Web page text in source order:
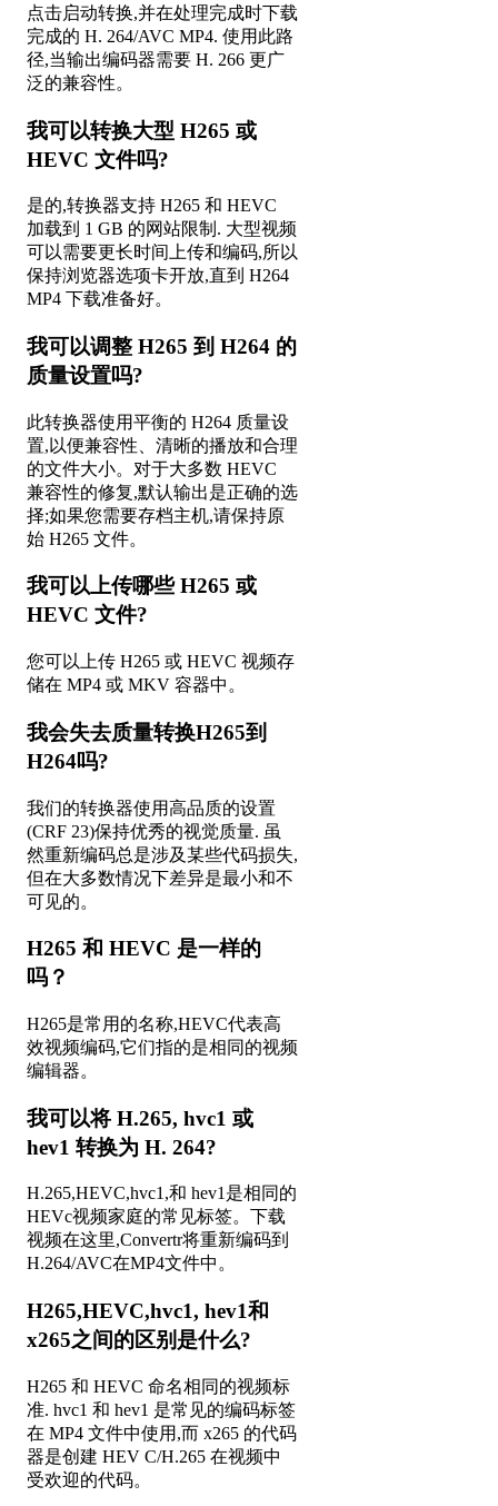
点击启动转换,并在处理完成时下载
完成的 H. 264/AVC MP4. 使用此路
径,当输出编码器需要 H. 266 更广
泛的兼容性。
我可以转换大型 H265 或
HEVC 文件吗?
是的,转换器支持 H265 和 HEVC
加载到 1 GB 的网站限制. 大型视频
可以需要更长时间上传和编码,所以
保持浏览器选项卡开放,直到 H264
MP4 下载准备好。
我可以调整 H265 到 H264 的
质量设置吗?
此转换器使用平衡的 H264 质量设
置,以便兼容性、清晰的播放和合理
的文件大小。对于大多数 HEVC
兼容性的修复,默认输出是正确的选
择;如果您需要存档主机,请保持原
始 H265 文件。
我可以上传哪些 H265 或
HEVC 文件?
您可以上传 H265 或 HEVC 视频存
储在 MP4 或 MKV 容器中。
我会失去质量转换H265到
H264吗?
我们的转换器使用高品质的设置
(CRF 23)保持优秀的视觉质量. 虽
然重新编码总是涉及某些代码损失,
但在大多数情况下差异是最小和不
可见的。
H265 和 HEVC 是一样的
吗？
H265是常用的名称,HEVC代表高
效视频编码,它们指的是相同的视频
编辑器。
我可以将 H.265, hvc1 或
hev1 转换为 H. 264?
H.265,HEVC,hvc1,和 hev1是相同的
HEVc视频家庭的常见标签。下载
视频在这里,Convertr将重新编码到
H.264/AVC在MP4文件中。
H265,HEVC,hvc1, hev1和
x265之间的区别是什么?
H265 和 HEVC 命名相同的视频标
准. hvc1 和 hev1 是常见的编码标签
在 MP4 文件中使用,而 x265 的代码
器是创建 HEV C/H.265 在视频中
受欢迎的代码。